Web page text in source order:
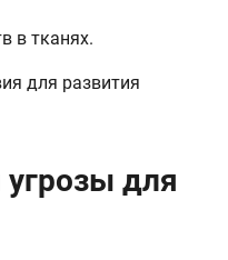
в тканях.
для развития
для